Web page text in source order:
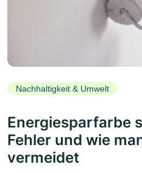
Nachhaltigkeit & Umwelt
Energiesparfarbe
Fehler und wie
vermeidet